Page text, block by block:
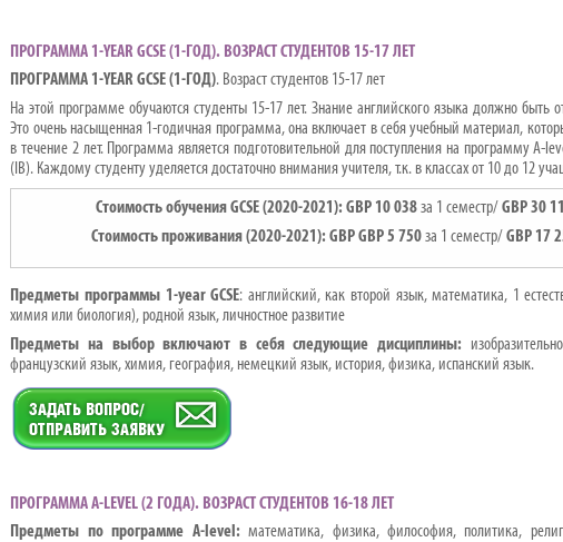
ПРОГРАММА 1-YEAR GCSE (1-ГОД). ВОЗРАСТ СТУДЕНТОВ 15-17 ЛЕТ
ПРОГРАММА1-YEAR GCSE (1-ГОД). Возраст студентов 15-17 лет
На этой программе обучаются студенты 15-17 лет. Знание английского языка должно быть
Это очень насыщенная 1-годичная программа, она включает в себя учебный материал,
в течение 2 лет. Программа является подготовительной для поступления на программу A-
(IB). Каждому студенту уделяется достаточно внимания учителя, т.к. в классах от 10 до 12
Стоимость обученияGCSE(2020-2021): GBP10038за 1 семестр/ GBP30
Стоимость проживания (2020-2021): GBP GBP 5 750за 1 семестр/ GBP 17
Предметы программы 1-year GCSE: английский, как второй язык, математика, 1
химия или биология), родной язык, личностное развитие
Предметы на выбор включают в себя следующие дисциплины:
французский язык, химия, география, немецкий язык, история, физика, испанский язык.
ПРОГРАММА A-LEVEL (2 ГОДА). ВОЗРАСТ СТУДЕНТОВ 16-18 ЛЕТ
Предметы по программе A-level: математика, физика, философия, политика,